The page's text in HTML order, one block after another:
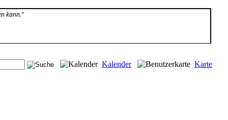
kann.”
Kalender
Karte